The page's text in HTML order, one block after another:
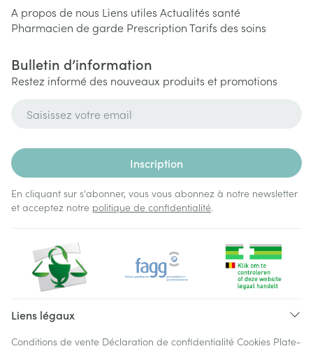
A propos de nous Liens utiles Actualités santé
Pharmacien de garde PrescriptionTarifs des soins
Bulletin d’information
Restez informé des nouveaux produits et promotions
Inscription
En cliquant sur s'abonner, vous vous abonnez à notre newsletter
et acceptez notre politique de confidentialité.
Liens légaux
Conditions de vente Déclaration de confidentialité Cookies Plate-